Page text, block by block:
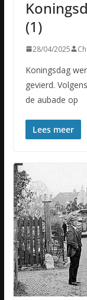
(1)
28/04/2025
Koningsdag
gevierd.
de aubade op
Lees meer